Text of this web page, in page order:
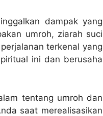
dampak yang
umroh, ziarah suci
terkenal yang
ini dan berusaha
tentang umroh dan
saat merealisasikan